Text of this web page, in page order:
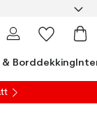
Borddekking